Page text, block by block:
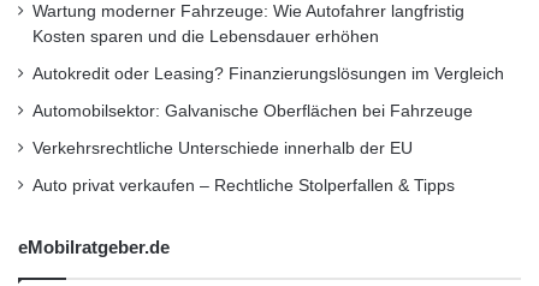
Wartung moderner Fahrzeuge: Wie Autofahrer langfristig
Kosten sparen und die Lebensdauer erhöhen
Autokredit oder Leasing? Finanzierungslösungen im Vergleich
Automobilsektor: Galvanische Oberflächen bei Fahrzeuge
Verkehrsrechtliche Unterschiede innerhalb der EU
Auto privat verkaufen – Rechtliche Stolperfallen & Tipps
eMobilratgeber.de